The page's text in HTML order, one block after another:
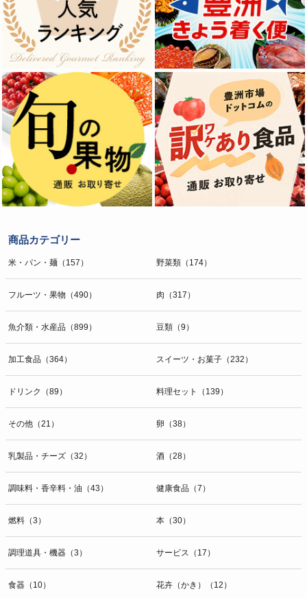
商品カテゴリー
米・パン・麺（157） 野菜類（174）
フルーツ・果物（490） 肉（317）
魚介類・水産品（899） 豆類（9）
加工食品（364） スイーツ・お菓子（232）
ドリンク（89） 料理セット（139）
その他（21） 卵（38）
乳製品・チーズ（32） 酒（28）
調味料・香辛料・油（43） 健康食品（7）
燃料（3） 本（30）
調理道具・機器（3） サービス（17）
食器（10） 花卉（かき）（12）